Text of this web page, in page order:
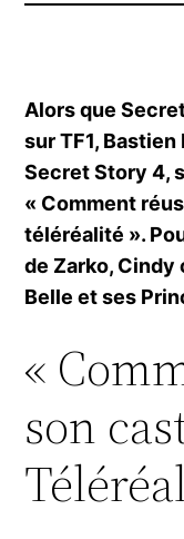
Alors que
sur TF1,
Secret Story 4,
« Comment
téléréalité ».
de Zarko, Cindy
Belle et ses
«
son